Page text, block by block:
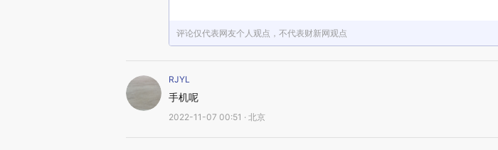
评论仅代表网友个人观点，不代表财新网观点
RJYL
手机呢
2022-11-07 00:51 · 北京